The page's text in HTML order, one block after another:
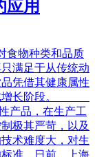
应用
食物种类和品质
满足于从传统动
凭借其健康属性
式增长阶段。
产品，在生产工
极其严苛，以及
术难度大，对生
准。日前，上海